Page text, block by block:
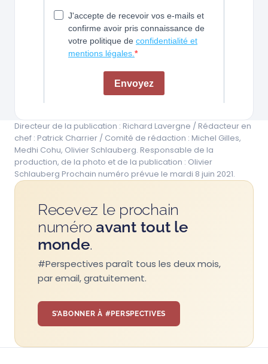
Directeur de la publication : Richard Lavergne / Rédacteur en
chef : Patrick Charrier / Comité de rédaction : Michel Gilles,
Medhi Cohu, Olivier Schlauberg. Responsable de la
production, de la photo et de la publication : Olivier
Schlauberg Prochain numéro prévue le mardi 8 juin 2021.
Recevez le prochain
numéroavant tout le
monde.
#Perspectives paraît tous les deux mois,
par email, gratuitement.
S’ABONNER À #PERSPECTIVES